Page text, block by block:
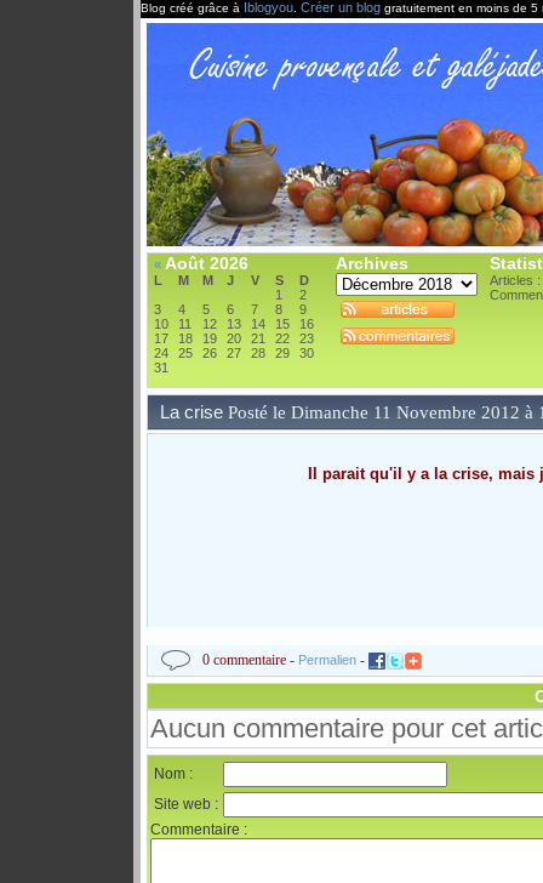
Blog créé grâce à Iblogyou Créer un blog gratuitement en moins de 5
« Août 2026
L M M J V S
D
1
2
3
4 5 6 7 8
9
10
11 12 13 14 15
16
17
18 19 20 21 22
23
24
25 26 27 28 29
30
31
Archives
Articles :
La crise Posté le Dimanche 11 Novembre 2012 à
Il parait qu'il y a la crise,
0 commentaire - Permalien -
Aucun commentaire pour cet
Nom :
Site web :
Commentaire :